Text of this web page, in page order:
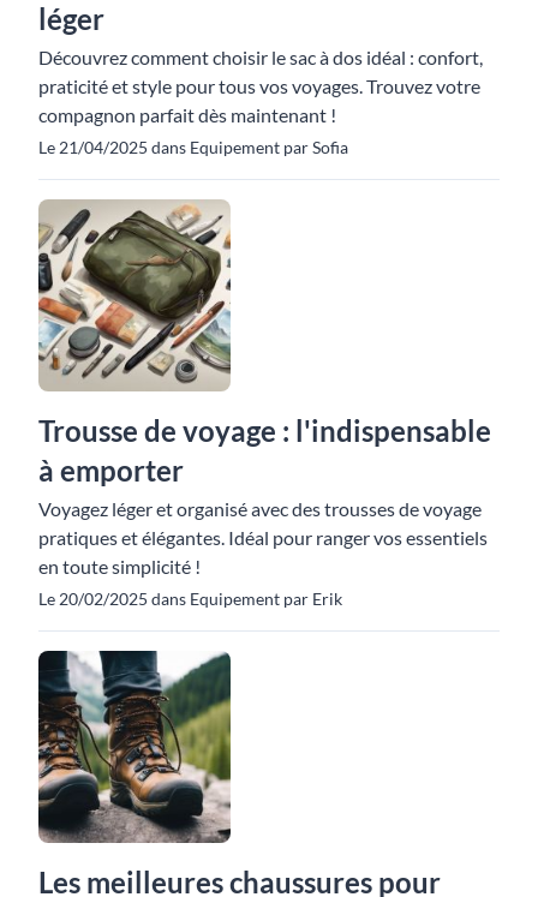
léger
Découvrez comment choisir le sac à dos idéal : confort,
praticité et style pour tous vos voyages. Trouvez votre
compagnon parfait dès maintenant !
Le 21/04/2025 dans Equipement par Sofia
Trousse de voyage : l'indispensable
à emporter
Voyagez léger et organisé avec des trousses de voyage
pratiques et élégantes. Idéal pour ranger vos essentiels
en toute simplicité !
Le 20/02/2025 dans Equipement par Erik
Les meilleures chaussures pour